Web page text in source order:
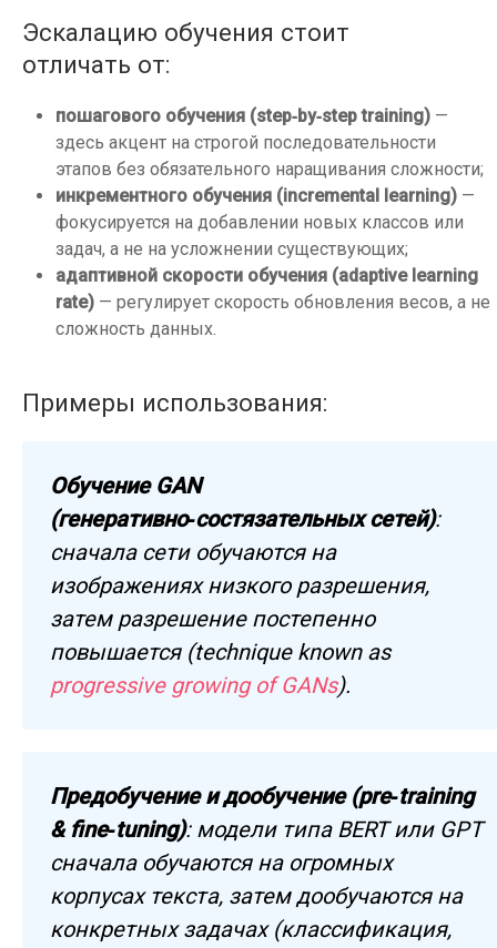
Эскалацию обучения стоит
отличать от:
пошагового обучения (step‑by‑step training) —
здесь акцент на строгой последовательности
этапов без обязательного наращивания сложности;
инкрементного обучения (incremental learning) —
фокусируется на добавлении новых классов или
задач, а не на усложнении существующих;
адаптивной скорости обучения (adaptive learning
rate) — регулирует скорость обновления весов, а не
сложность данных.
Примеры использования:
Обучение GAN
(генеративно‑состязательных сетей):
сначала сети обучаются на
изображениях низкого разрешения,
затем разрешение постепенно
повышается (technique known as
progressive growing of GANs).
Предобучение и дообучение (pre‑training
& fine‑tuning): модели типа BERT или GPT
сначала обучаются на огромных
корпусах текста, затем дообучаются на
конкретных задачах (классификация,